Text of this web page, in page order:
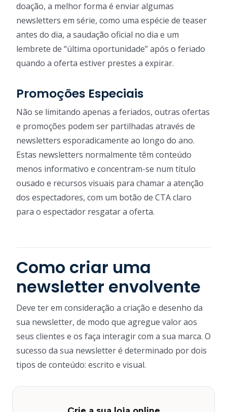
doação, a melhor forma é enviar algumas
newsletters em série, como uma espécie de teaser
antes do dia, a saudação oficial no dia e um
lembrete de “última oportunidade” após o feriado
quando a oferta estiver prestes a expirar.
Promoções Especiais
Não se limitando apenas a feriados, outras ofertas
e promoções podem ser partilhadas através de
newsletters esporadicamente ao longo do ano.
Estas newsletters normalmente têm conteúdo
menos informativo e concentram-se num título
ousado e recursos visuais para chamar a atenção
dos espectadores, com um botão de CTA claro
para o espectador resgatar a oferta.
Como criar uma
newsletter envolvente
Deve ter em consideração a criação e desenho da
sua newsletter, de modo que agregue valor aos
seus clientes e os faça interagir com a sua marca. O
sucesso da sua newsletter é determinado por dois
tipos de conteúdo: escrito e visual.